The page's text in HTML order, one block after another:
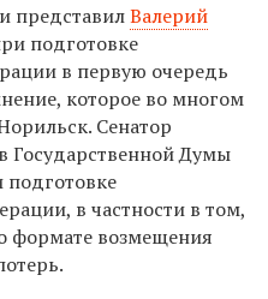
представилВалерий
подготовке
в первую очередь
которое во многом
Сенатор
Государственной Думы
подготовке
в частности в том,
формате возмещения